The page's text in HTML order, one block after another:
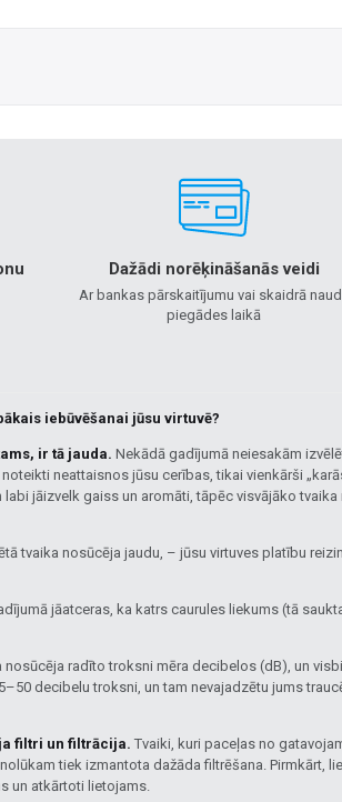
Dažādi norēķināšanās veidi
Ar bankas pārskaitījumu vai skaidrā
piegādes laikā
iebūvēšanai jūsu virtuvē?
ir tā jauda. Nekādā gadījumā neiesakām
neattaisnos jūsu cerības, tikai vienkārši
jāizvelk gaiss un aromāti, tāpēc visvājāko tvaika
tvaika nosūcēja jaudu, – jūsu virtuves platību
jāatceras, ka katrs caurules liekums (tā
nosūcēja radīto troksni mēra decibelos (dB), un
decibelu troksni, un tam nevajadzētu jums
filtri un filtrācija. Tvaiki, kuri paceļas no
tiek izmantota dažāda filtrēšana. Pirmkārt,
un atkārtoti lietojams.